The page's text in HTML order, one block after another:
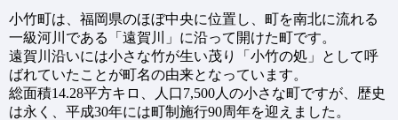
小竹町は、福岡県のほぼ中央に位置し、町を南北に流れる
一級河川である「遠賀川」に沿って開けた町です。
遠賀川沿いには小さな竹が生い茂り「小竹の処」として呼
ばれていたことが町名の由来となっています。
総面積14.28平方キロ、人口7,500人の小さな町ですが、歴史
は永く、平成30年には町制施行90周年を迎えました。